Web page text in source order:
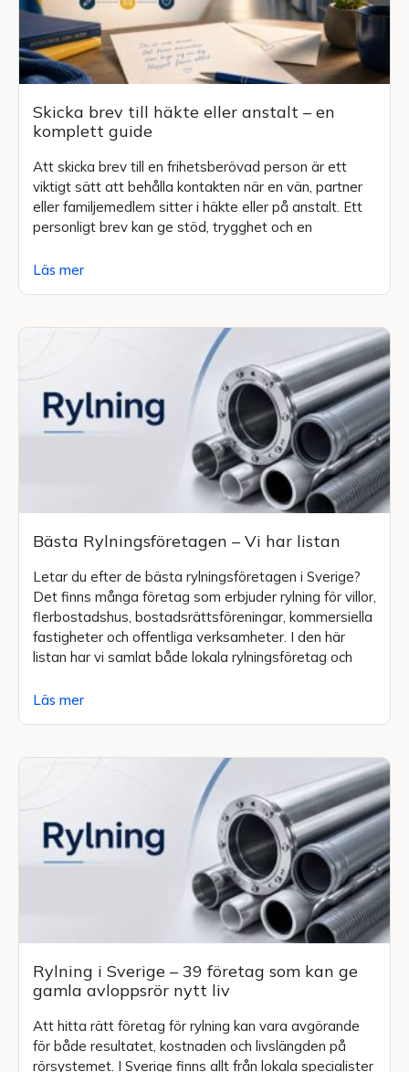
Skicka brev till häkte eller anstalt – en
komplett guide
Att skicka brev till en frihetsberövad person är ett
viktigt sätt att behålla kontakten när en vän, partner
eller familjemedlem sitter i häkte eller på anstalt. Ett
personligt brev kan ge stöd, trygghet och en
Läs mer
Bästa Rylningsföretagen – Vi har listan
Letar du efter de bästa rylningsföretagen i Sverige?
Det finns många företag som erbjuder rylning för villor,
flerbostadshus, bostadsrättsföreningar, kommersiella
fastigheter och offentliga verksamheter. I den här
listan har vi samlat både lokala rylningsföretag och
Läs mer
Rylning i Sverige – 39 företag som kan ge
gamla avloppsrör nytt liv
Att hitta rätt företag för rylning kan vara avgörande
för både resultatet, kostnaden och livslängden på
rörsystemet. I Sverige finns allt från lokala specialister